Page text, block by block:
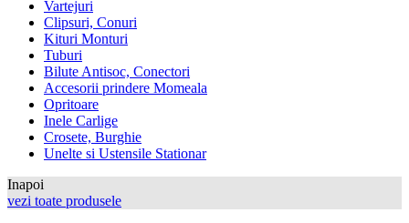
Vartejuri
Clipsuri, Conuri
Kituri Monturi
Tuburi
Bilute Antisoc, Conectori
Accesorii prindere Momeala
Opritoare
Inele Carlige
Crosete, Burghie
Unelte si Ustensile Stationar
Inapoi
vezi toate produsele